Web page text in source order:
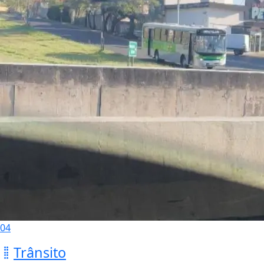
04
Trânsito